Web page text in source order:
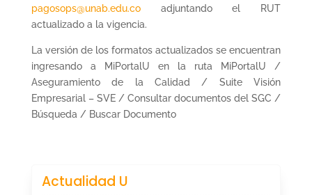
pagosops@unab.edu.coadjuntando el RUT
actualizado a la vigencia.
La versión de los formatos actualizados se encuentran
ingresando a MiPortalU en la ruta MiPortalU /
Aseguramiento de la Calidad / Suite Visión
Empresarial – SVE / Consultar documentos del SGC /
Búsqueda / Buscar Documento
Actualidad U